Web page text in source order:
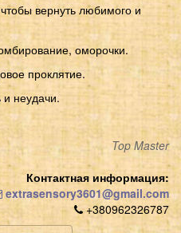
вернуть любимого и
оморочки.
проклятие.
неудачи.
Top Master
Контактная информация:
extrasensory3601@gmail.com
+380962326787